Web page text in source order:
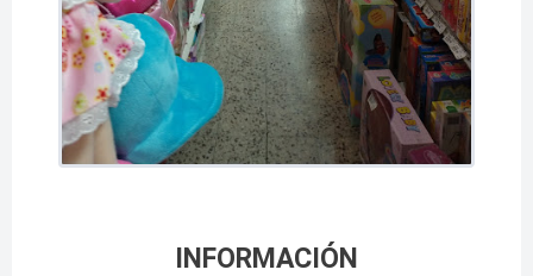
INFORMACIÓN